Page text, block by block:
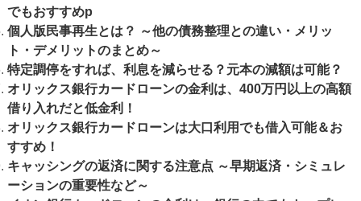
でもおすすめp
個人版民事再生とは？ ～他の債務整理との違い・メリッ
ト・デメリットのまとめ～
特定調停をすれば、利息を減らせる？元本の減額は可能？
オリックス銀行カードローンの金利は、400万円以上の高額
借り入れだと低金利！
オリックス銀行カードローンは大口利用でも借入可能＆お
すすめ！
キャッシングの返済に関する注意点 ～早期返済・シミュレ
ーションの重要性など～